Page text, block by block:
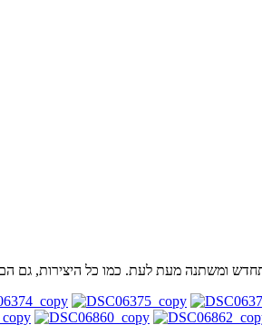
ומשתנה מעת לעת. כמו כל היצירות, גם